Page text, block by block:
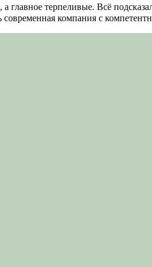
главное терпеливые. Всё
компания с